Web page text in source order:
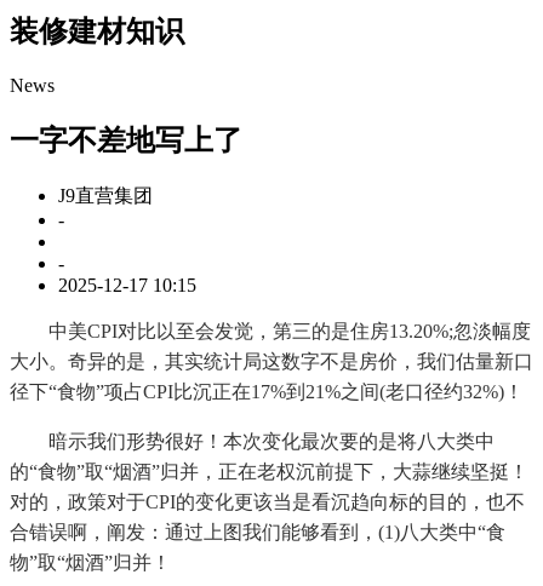
装修建材知识
News
一字不差地写上了
J9直营集团
-
-
2025-12-17 10:15
中美CPI对比以至会发觉，第三的是住房13.20%;忽淡幅度
大小。奇异的是，其实统计局这数字不是房价，我们估量新口
径下“食物”项占CPI比沉正在17%到21%之间(老口径约32%)！
暗示我们形势很好！本次变化最次要的是将八大类中
的“食物”取“烟酒”归并，正在老权沉前提下，大蒜继续坚挺！
对的，政策对于CPI的变化更该当是看沉趋向标的目的，也不
合错误啊，阐发：通过上图我们能够看到，(1)八大类中“食
物”取“烟酒”归并！